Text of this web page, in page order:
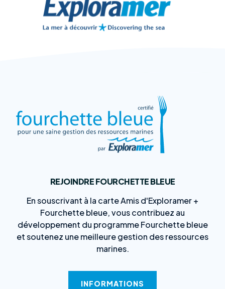
REJOINDRE FOURCHETTE BLEUE
En souscrivant à la carte Amis d'Exploramer +
Fourchette bleue, vous contribuez au
développement du programme Fourchette bleue
et soutenez une meilleure gestion des ressources
marines.
INFORMATIONS